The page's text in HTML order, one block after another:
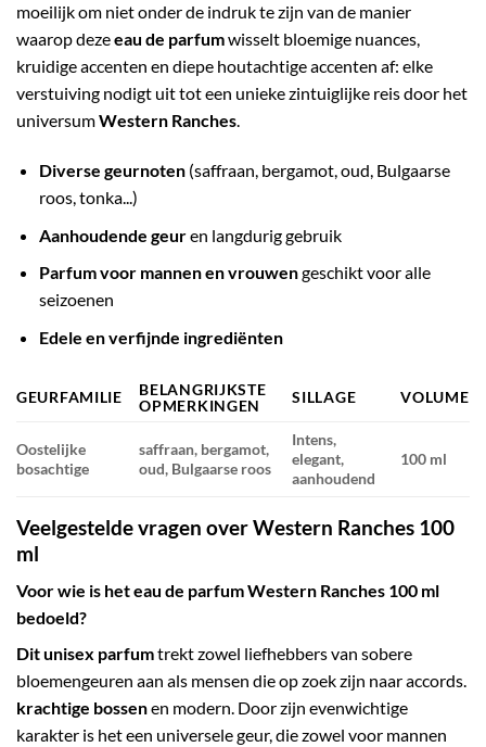
moeilijk om niet onder de indruk te zijn van de manier
waarop dezeeau de parfumwisselt bloemige nuances,
kruidige accenten en diepe houtachtige accenten af: elke
verstuiving nodigt uit tot een unieke zintuiglijke reis door het
universumWestern Ranches.
Diverse geurnoten(saffraan, bergamot, oud, Bulgaarse
roos, tonka...)
Aanhoudende geuren langdurig gebruik
Parfum voor mannen en vrouwengeschikt voor alle
seizoenen
Edele en verfijnde ingrediënten
GEURFAMILIE
BELANGRIJKSTE
OPMERKINGEN
SILLAGE VOLUME
Oostelijke
bosachtige
saffraan, bergamot,
oud, Bulgaarse roos
Intens,
elegant,
aanhoudend
100 ml
Veelgestelde vragen over Western Ranches 100
ml
Voor wie is het eau de parfum Western Ranches 100 ml
bedoeld?
Dit unisex parfumtrekt zowel liefhebbers van sobere
bloemengeuren aan als mensen die op zoek zijn naar accords.
krachtige bossenen modern. Door zijn evenwichtige
karakter is het een universele geur, die zowel voor mannen